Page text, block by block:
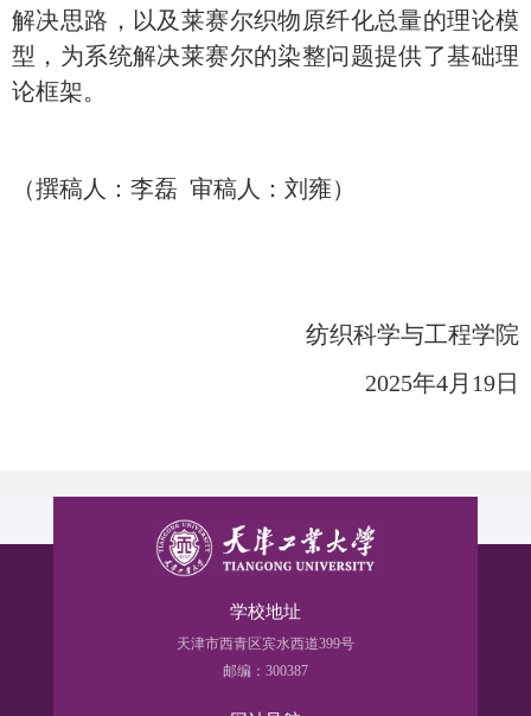
解决思路，以及莱赛尔织物原纤化总量的理论模
型，为系统解决莱赛尔的染整问题提供了基础理
论框架。
（撰稿人 ： 李磊 审稿人 ： 刘雍）
纺织科学与工程学院
2025年4月19日
学校地址
天津市西青区宾水西道399号
邮编：300387